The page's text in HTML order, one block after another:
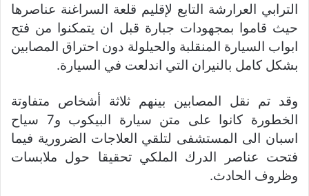
الترابي العرارشة التابع لإقليم قلعة السراغنة عناصرها
حيث قاموا بمجهودات جبارة قبل ان يتمكنوا من فتح
ابواب السيارة المنقلبة والحيلولة دون احتراق المصابين
بشكل كامل بالنيران التي اندلعت في السيارة.
وقد تم نقل المصابين بينهم ثلاثة أشخاص متفاوتة
الخطورة كانوا على متن سيارة البيكوب و7 سياح
اسبان الى المستشفى لتلقي العلاجات الضرورية فيما
فتحت عناصر الدرك الملكي تحقيقا حول ملابسات
وظروف الحادث.